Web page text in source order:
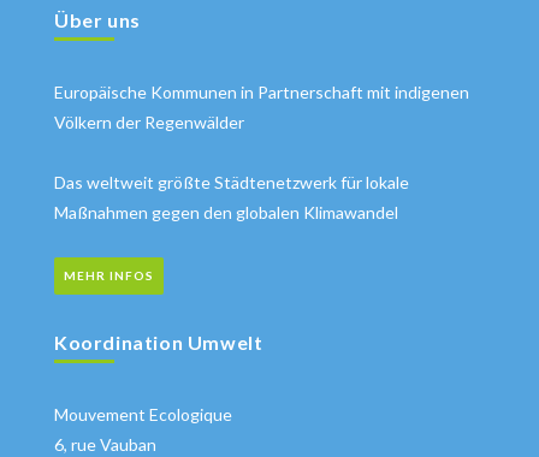
Über uns
Europäische Kommunen in Partnerschaft mit indigenen
Völkern der Regenwälder
Das weltweit größte Städtenetzwerk für lokale
Maßnahmen gegen den globalen Klimawandel
MEHR INFOS
Koordination Umwelt
Mouvement Ecologique
6, rue Vauban